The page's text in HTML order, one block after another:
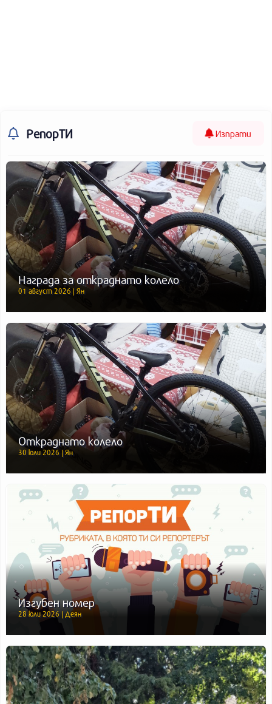
РепорТИ Изпрати
Награда за откраднато колело
01 август 2026 | Ян
Откраднато колело
30 юли 2026 | Ян
Изгубен номер
28 юли 2026 | Деян